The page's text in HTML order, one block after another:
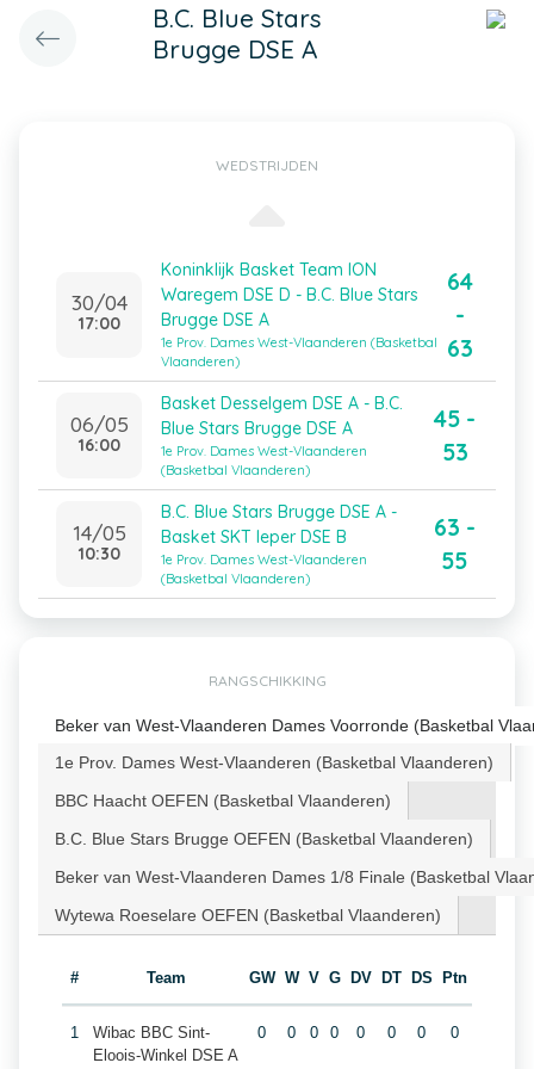
B.C. Blue Stars
Brugge DSE A
WEDSTRIJDEN
30/04
17:00
Koninklijk Basket Team ION
Waregem DSE D - B.C. Blue Stars
Brugge DSE A
1e Prov. Dames West-Vlaanderen (Basketbal
Vlaanderen)
64
-
63
06/05
16:00
Basket Desselgem DSE A - B.C.
Blue Stars Brugge DSE A
1e Prov. Dames West-Vlaanderen
(Basketbal Vlaanderen)
45 -
53
14/05
10:30
B.C. Blue Stars Brugge DSE A -
Basket SKT Ieper DSE B
1e Prov. Dames West-Vlaanderen
(Basketbal Vlaanderen)
63 -
55
RANGSCHIKKING
Beker van West-Vlaanderen Dames Voorronde (Basketbal
1e Prov. Dames West-Vlaanderen (Basketbal Vlaanderen)
BBC Haacht OEFEN (Basketbal Vlaanderen)
B.C. Blue Stars Brugge OEFEN (Basketbal Vlaanderen)
Beker van West-Vlaanderen Dames 1/8 Finale (Basketbal
Wytewa Roeselare OEFEN (Basketbal Vlaanderen)
# Team GW W V G DV DT DS Ptn
1
Wibac BBC Sint-
Eloois-Winkel DSE A
0 0 0 0 0 0 0 0